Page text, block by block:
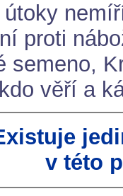
proti
semeno,
věří a
v této